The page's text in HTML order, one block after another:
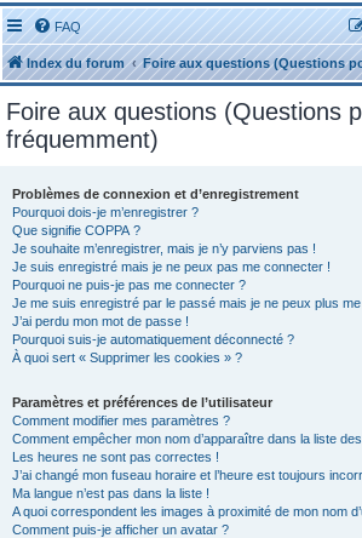
FAQ
Index du forum Foire aux questions (Questions
Foire aux questions (Questions
fréquemment)
Problèmes de connexion et d’enregistrement
Pourquoi dois-je m’enregistrer ?
Que signifie COPPA ?
Je souhaite m’enregistrer, mais je n’y parviens pas !
Je suis enregistré mais je ne peux pas me connecter !
Pourquoi ne puis-je pas me connecter ?
Je me suis enregistré par le passé mais je ne peux plus
J’ai perdu mon mot de passe !
Pourquoi suis-je automatiquement déconnecté ?
À quoi sert « Supprimer les cookies » ?
Paramètres et préférences de l’utilisateur
Comment modifier mes paramètres ?
Comment empêcher mon nom d’apparaître dans la liste
Les heures ne sont pas correctes !
J’ai changé mon fuseau horaire et l’heure est toujours
Ma langue n’est pas dans la liste !
A quoi correspondent les images à proximité de mon nom
Comment puis-je afficher un avatar ?